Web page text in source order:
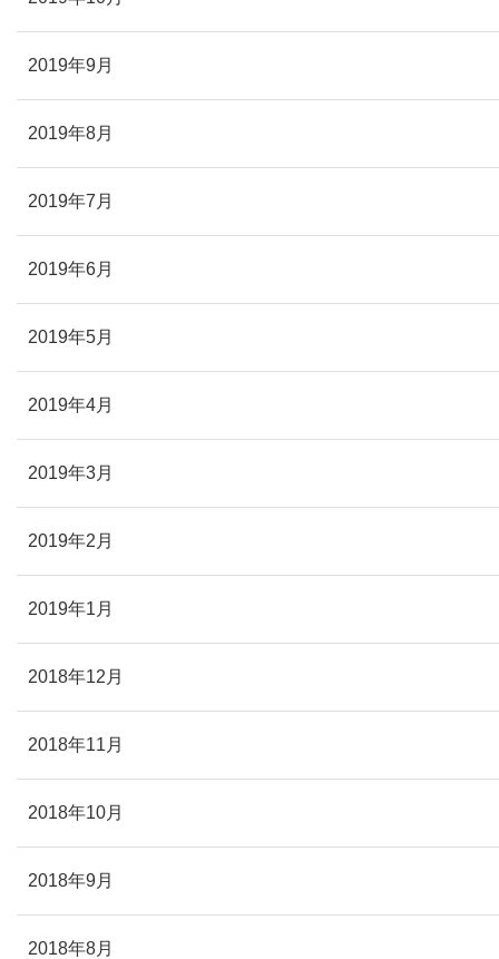
2019年9月
2019年8月
2019年7月
2019年6月
2019年5月
2019年4月
2019年3月
2019年2月
2019年1月
2018年12月
2018年11月
2018年10月
2018年9月
2018年8月